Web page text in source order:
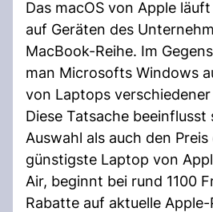
Das macOS von Apple
auf Geräten des
MacBook-Reihe. Im
man Microsofts Windows
von Laptops verschiedener
Diese Tatsache beeinflusst
Auswahl als auch den
günstigste Laptop von
Air, beginnt bei rund 1100
Rabatte auf aktuelle